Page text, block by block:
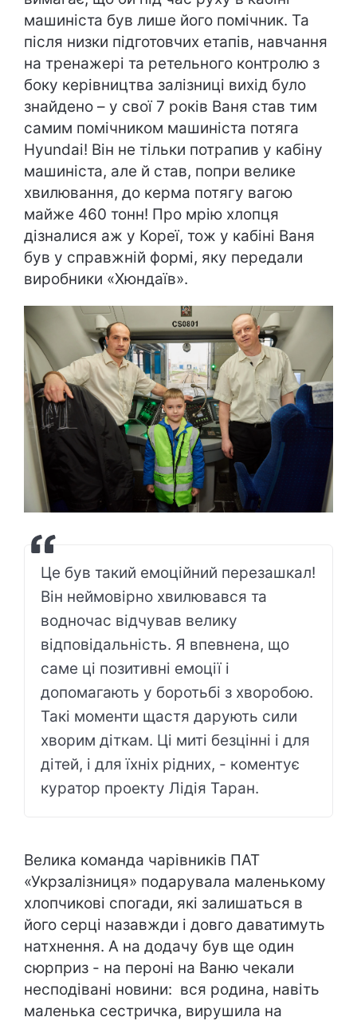
машиніста був лише його помічник. Та
після низки підготовчих етапів, навчання
на тренажері та ретельного контролю з
боку керівництва залізниці вихід було
знайдено – у свої 7 років Ваня став тим
самим помічником машиніста потяга
Hyundai! Він не тільки потрапив у кабіну
машиніста, але й став, попри велике
хвилювання, до керма потягу вагою
майже 460 тонн! Про мрію хлопця
дізналися аж у Кореї, тож у кабіні Ваня
був у справжній формі, яку передали
виробники «Хюндаїв».
Це був такий емоційний перезашкал!
Він неймовірно хвилювався та
водночас відчував велику
відповідальність. Я впевнена, що
саме ці позитивні емоції і
допомагають у боротьбі з хворобою.
Такі моменти щастя дарують сили
хворим діткам. Ці миті безцінні і для
дітей, і для їхніх рідних, - коментує
куратор проекту Лідія Таран.
Велика команда чарівників ПАТ
«Укрзалізниця» подарувала маленькому
хлопчикові спогади, які залишаться в
його серці назавжди і довго даватимуть
натхнення. А на додачу був ще один
сюрприз - на пероні на Ваню чекали
несподівані новини: вся родина, навіть
маленька сестричка, вирушила на